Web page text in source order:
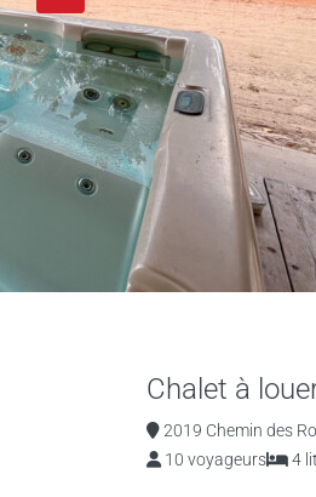
Chalet à
2019 Chemin des
10 voyageurs
4